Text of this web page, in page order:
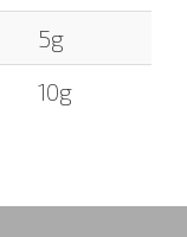
5g
10g